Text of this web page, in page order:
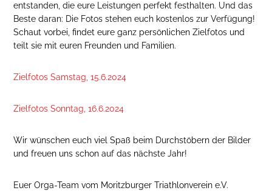
entstanden, die eure Leistungen perfekt festhalten. Und das
Beste daran: Die Fotos stehen euch kostenlos zur Verfügung!
Schaut vorbei, findet eure ganz persönlichen Zielfotos und
teilt sie mit euren Freunden und Familien.
Zielfotos Samstag, 15.6.2024
Zielfotos Sonntag, 16.6.2024
Wir wünschen euch viel Spaß beim Durchstöbern der Bilder
und freuen uns schon auf das nächste Jahr!
Euer Orga-Team vom Moritzburger Triathlonverein e.V.